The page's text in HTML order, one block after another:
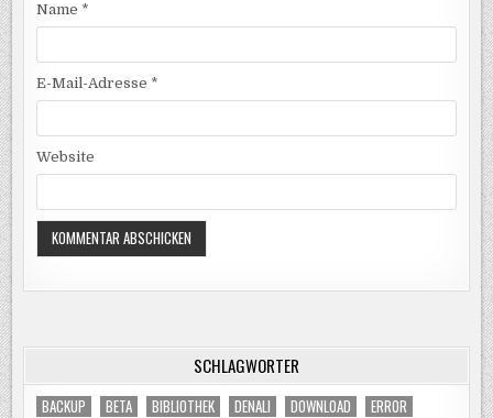
Name *
E-Mail-Adresse *
Website
SCHLAGWÖRTER
BACKUP BETA BIBLIOTHEK DENALI DOWNLOAD
ERROR